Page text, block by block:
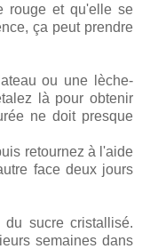
rouge et qu'elle se
ça peut prendre
ou une lèche-
là pour obtenir
ne doit presque
retournez à l'aide
face deux jours
sucre cristallisé.
semaines dans